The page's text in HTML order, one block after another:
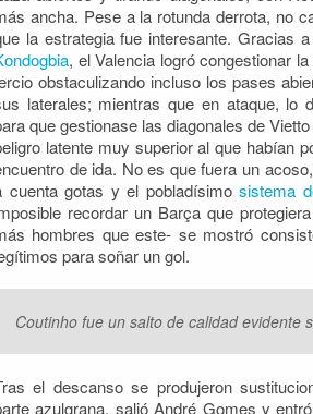
ancha. Pese a la rotunda derrota, no
la estrategia fue interesante. Gracias
, el Valencia logró congestionar
obstaculizando incluso los pases
laterales; mientras que en ataque, lo
que gestionase las diagonales de
latente muy superior al que habían
de ida. No es que fuera un
cuenta gotas y el pobladísimo sistema
recordar un Barça que
hombres que este- se mostró
para soñar un gol.
Coutinho fue un salto de calidad evidente
el descanso se produjeron
azulgrana, salió André Gomes y